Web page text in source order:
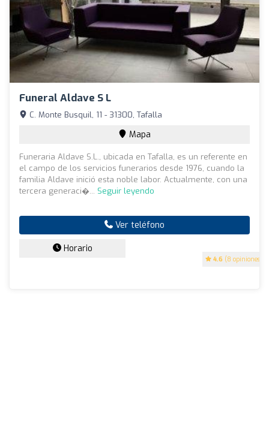
Funeral Aldave S L
4.6 (8 opiniones)
C. Monte Busquil, 11 - 31300, Tafalla
Mapa
Funeraria Aldave S.L., ubicada en Tafalla, es un referente en
el campo de los servicios funerarios desde 1976, cuando la
familia Aldave inició esta noble labor. Actualmente, con una
tercera generaci�... Seguir leyendo
Ver teléfono
Horario